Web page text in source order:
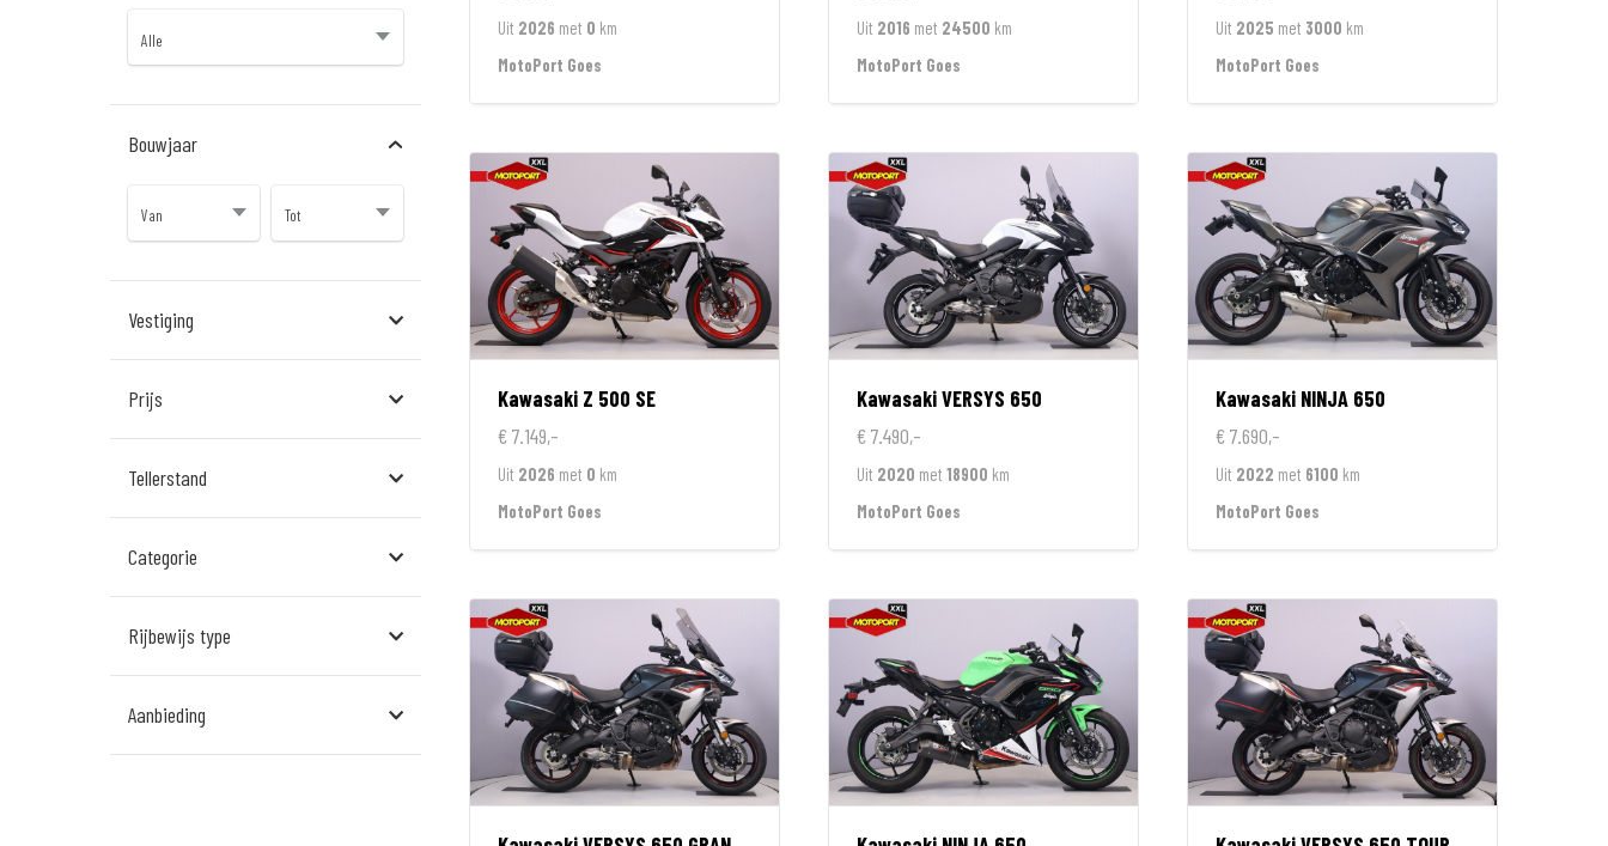
Bouwjaar
Vestiging
Den Bosch
Hillegom
Leek
Leeuwarden
Prijs
Tellerstand
Categorie
Rijbewijs type
Aanbieding
Uit 2026 met 0 km
MotoPort Goes
Uit 2016 met 24500 km
MotoPort Goes
Uit 2025 met 3000 km
MotoPort Goes
Kawasaki Z 500 SE
€ 7.149,-
Uit 2026 met 0 km
MotoPort Goes
KawasakiVERSYS 650
€ 7.490,-
Uit 2020 met 18900 km
MotoPort Goes
Kawasaki NINJA 650
€ 7.690,-
Uit 2022 met 6100 km
MotoPort Goes